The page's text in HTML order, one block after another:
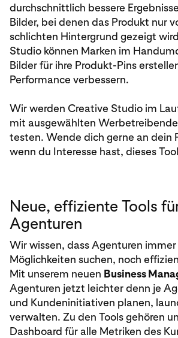
durchschnittlich bessere
Bilder, bei denen das Produkt nur
schlichten Hintergrund gezeigt
Studio können Marken im
Bilder für ihre Produkt-Pins
Performance verbessern.
Wir werden Creative Studio im
mit ausgewählten
testen. Wende dich gerne an dein
wenn du Interesse hast, dieses
Neue, effiziente Tools
Agenturen
Wir wissen, dass Agenturen immer
Möglichkeiten suchen, noch
Mit unserem neuen Business
Agenturen jetzt leichter denn je
und Kundeninitiativen planen,
verwalten. Zu den Tools gehören
Dashboard für alle Metriken des